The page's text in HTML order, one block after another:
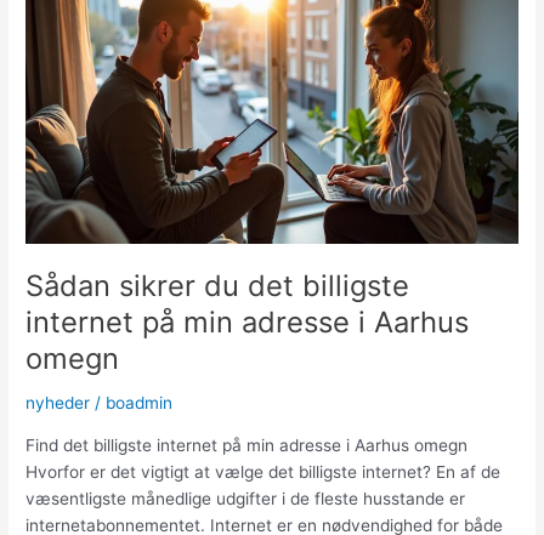
udbyder
Aarhus
Omegn
Sådan sikrer du det billigste
internet på min adresse i Aarhus
omegn
nyheder / boadmin
Find det billigste internet på min adresse i Aarhus omegn
Hvorfor er det vigtigt at vælge det billigste internet? En af de
væsentligste månedlige udgifter i de fleste husstande er
internetabonnementet. Internet er en nødvendighed for både